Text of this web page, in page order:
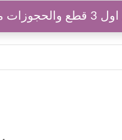
بعد كدا